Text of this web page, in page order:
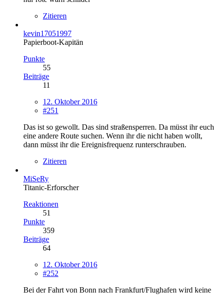
Zitieren
kevin17051997
Papierboot-Kapitän
Punkte
55
Beiträge
11
12. Oktober 2016
#251
Das ist so gewollt. Das sind straßensperren. Da müsst ihr euch
eine andere Route suchen. Wenn ihr die nicht haben wollt,
dann müsst ihr die Ereignisfrequenz runterschrauben.
Zitieren
MiSeRy
Titanic-Erforscher
Reaktionen
51
Punkte
359
Beiträge
64
12. Oktober 2016
#252
Bei der Fahrt von Bonn nach Frankfurt/Flughafen wird keine